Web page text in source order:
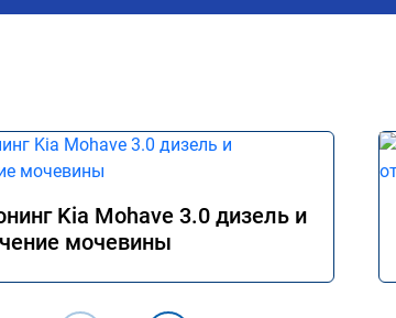
Kia Mohave 3.0 дизель и
мочевины